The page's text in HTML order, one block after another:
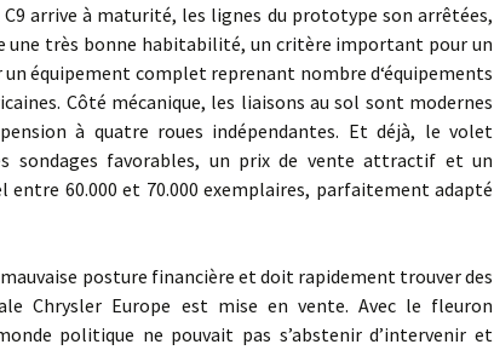
à maturité, les lignes du prototype son arrêtées,
une très bonne habitabilité, un critère important pour un
équipement complet reprenant nombre d‘équipements
Côté mécanique, les liaisons au sol sont modernes
à quatre roues indépendantes. Et déjà, le volet
sondages favorables, un prix de vente attractif et un
entre 60.000 et 70.000 exemplaires, parfaitement adapté
posture financière et doit rapidement trouver des
Chrysler Europe est mise en vente. Avec le fleuron
politique ne pouvait pas s’abstenir d’intervenir et